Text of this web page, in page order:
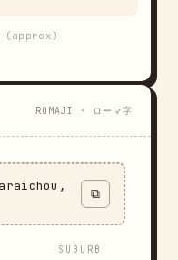
(approx)
ROMAJI · ローマ字
⧉
SUBURB